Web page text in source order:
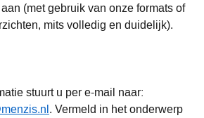
(met gebruik van onze formats of
mits volledig en duidelijk).
stuurt u per e-mail naar:
. Vermeld in het onderwerp